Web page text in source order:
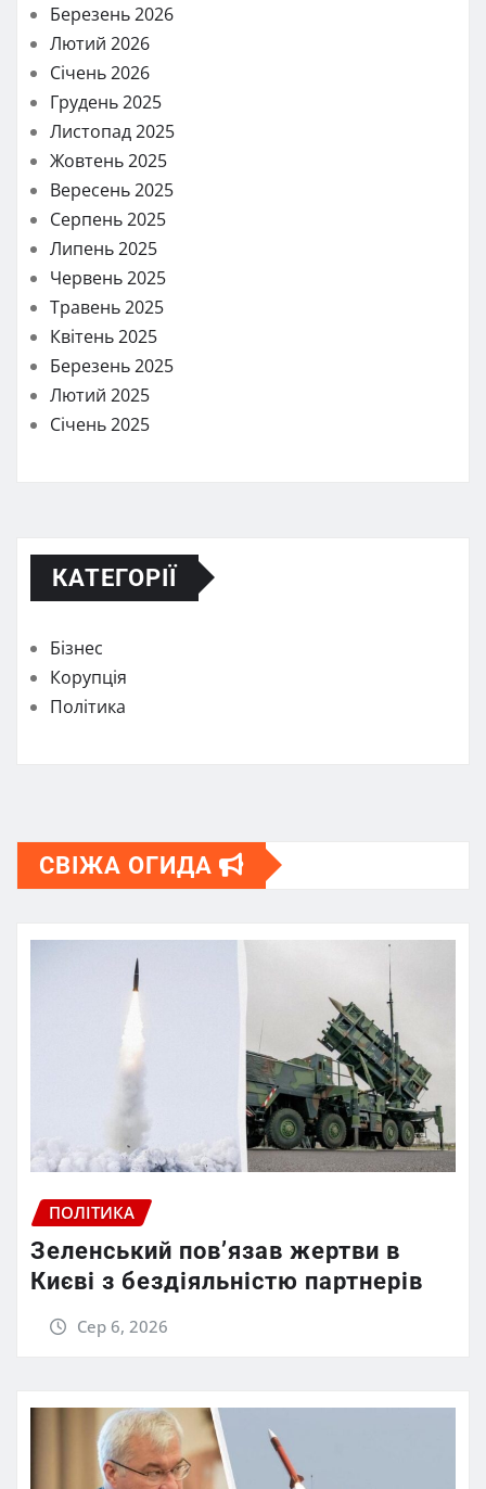
Березень 2026
Лютий 2026
Січень 2026
Грудень 2025
Листопад 2025
Жовтень 2025
Вересень 2025
Серпень 2025
Липень 2025
Червень 2025
Травень 2025
Квітень 2025
Березень 2025
Лютий 2025
Січень 2025
КАТЕГОРІЇ
Бізнес
Корупція
Політика
СВІЖА ОГИДА
ПОЛІТИКА
Зеленський пов’язав жертви в
Києві з бездіяльністю партнерів
Сер 6, 2026